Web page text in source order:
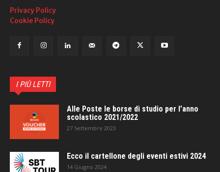
Privacy Policy
Cookie Policy
I PIÙ LETTI
Alle Poste le borse di studio per l’anno
scolastico 2021/2022
27 Settembre 2023
Ecco il cartellone degli eventi estivi 2024
14 Giugno 2024